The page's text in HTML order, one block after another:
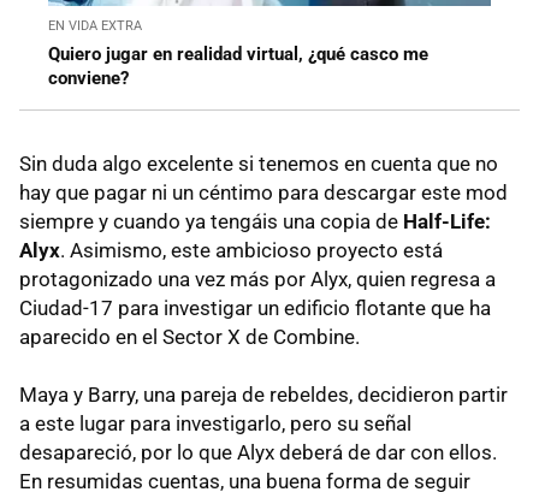
EN VIDA EXTRA
Quiero jugar en realidad virtual, ¿qué casco me
conviene?
Sin duda algo excelente si tenemos en cuenta que no
hay que pagar ni un céntimo para descargar este mod
siempre y cuando ya tengáis una copia de Half-Life:
Alyx. Asimismo, este ambicioso proyecto está
protagonizado una vez más por Alyx, quien regresa a
Ciudad-17 para investigar un edificio flotante que ha
aparecido en el Sector X de Combine.
Maya y Barry, una pareja de rebeldes, decidieron partir
a este lugar para investigarlo, pero su señal
desapareció, por lo que Alyx deberá de dar con ellos.
En resumidas cuentas, una buena forma de seguir